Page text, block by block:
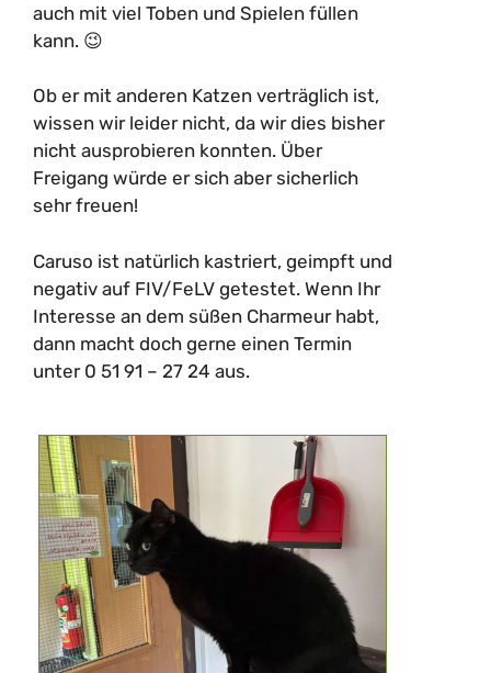
auch mit viel Toben und Spielen füllen
kann. 😉
Ob er mit anderen Katzen verträglich ist,
wissen wir leider nicht, da wir dies bisher
nicht ausprobieren konnten. Über
Freigang würde er sich aber sicherlich
sehr freuen!
Caruso ist natürlich kastriert, geimpft und
negativ auf FIV/FeLV getestet. Wenn Ihr
Interesse an dem süßen Charmeur habt,
dann macht doch gerne einen Termin
unter 0 51 91 – 27 24 aus.